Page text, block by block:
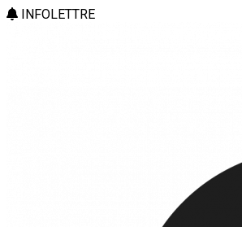
INFOLETTRE